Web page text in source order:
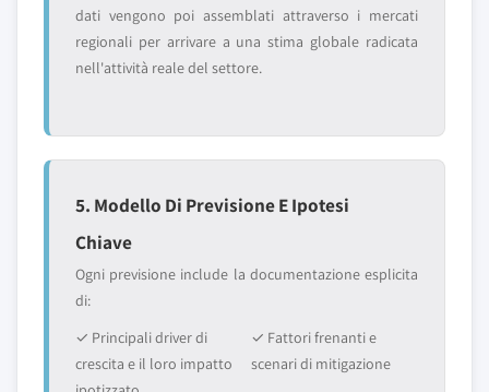
dati vengono poi assemblati attraverso i mercati
regionali per arrivare a una stima globale radicata
nell'attività reale del settore.
5. Modello Di Previsione E Ipotesi
Chiave
Ogni previsione include la documentazione esplicita
di:
✓ Principali driver di
crescita e il loro impatto
✓ Fattori frenanti e
scenari di mitigazione